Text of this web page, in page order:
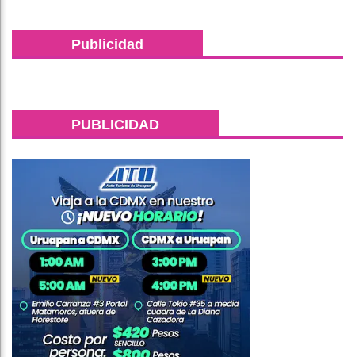
Publicidad
PUBLICIDAD